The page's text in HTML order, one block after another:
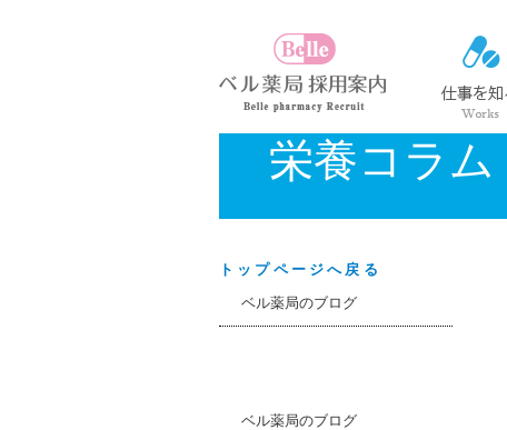
栄養コラム
トップページへ戻る
ベル薬局のブログ
ベル薬局のブログ